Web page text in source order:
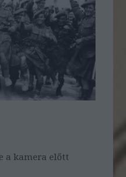
a kamera előtt